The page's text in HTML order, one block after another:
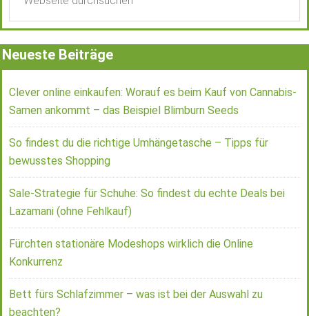
Neueste Beiträge
Clever online einkaufen: Worauf es beim Kauf von Cannabis-
Samen ankommt – das Beispiel Blimburn Seeds
So findest du die richtige Umhängetasche – Tipps für
bewusstes Shopping
Sale-Strategie für Schuhe: So findest du echte Deals bei
Lazamani (ohne Fehlkauf)
Fürchten stationäre Modeshops wirklich die Online
Konkurrenz
Bett fürs Schlafzimmer – was ist bei der Auswahl zu
beachten?